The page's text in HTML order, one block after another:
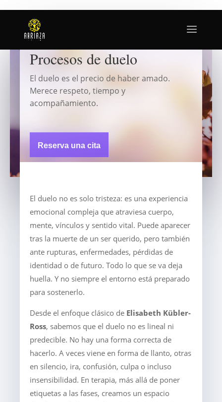
Procesos de duelo
El duelo es el precio de haber amado.
Merece respeto, tiempo y
acompañamiento.
Reserva una cita
El duelo no es solo tristeza: es una experiencia
emocional compleja que atraviesa cuerpo,
mente, vínculos y sentido vital. Puede aparecer
tras la muerte de un ser querido, pero también
ante rupturas, enfermedades, pérdidas de
identidad o de futuro. Todo lo que se va deja
huella. Y no siempre el entorno está preparado
para sostenerlo.
Desde el enfoque clásico de Elisabeth Kübler-
Ross, sabemos que el duelo no es lineal ni
predecible. No hay una forma correcta de
hacerlo. A veces viene en forma de llanto, otras
en silencio, ira, confusión, culpa o incluso
insensibilidad. En terapia, más allá de poner
etiquetas a las fases, creamos un espacio